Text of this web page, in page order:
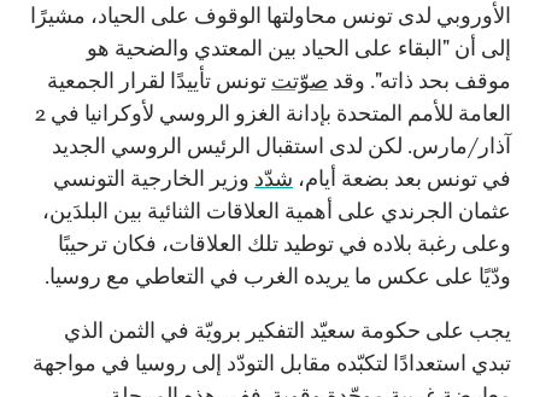
الأوروبي لدى تونس محاولتها الوقوف على الحياد، مشيرًا
إلى أن "البقاء على الحياد بين المعتدي والضحية هو
موقف بحد ذاته". وقد صوّتت تونس تأييدًا لقرار الجمعية
العامة للأمم المتحدة بإدانة الغزو الروسي لأوكرانيا في 2
آذار/مارس. لكن لدى استقبال الرئيس الروسي الجديد
في تونس بعد بضعة أيام، شدّد وزير الخارجية التونسي
عثمان الجرندي على أهمية العلاقات الثنائية بين البلدَين،
وعلى رغبة بلاده في توطيد تلك العلاقات، فكان ترحيبًا
ودّيًا على عكس ما يريده الغرب في التعاطي مع روسيا.
يجب على حكومة سعيّد التفكير برويّة في الثمن الذي
تبدي استعدادًا لتكبّده مقابل التودّد إلى روسيا في مواجهة